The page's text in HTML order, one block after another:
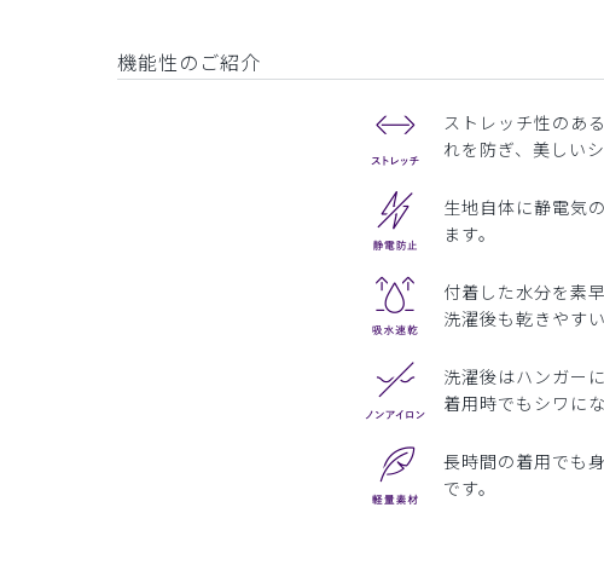
機能性のご紹介
ストレッチ性のあ
れを防ぎ、美しい
生地自体に静電気
ます。
付着した水分を素
洗濯後も乾きやす
洗濯後はハンガー
着用時でもシワに
長時間の着用でも
です。